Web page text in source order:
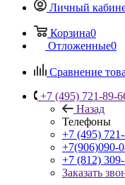
Личный
Корзина0
Отложенные0
Сравнение
+7 (495) 721-89-
Назад
Телефоны
+7 (495)
+7(906)090-
+7 (812)
Заказать